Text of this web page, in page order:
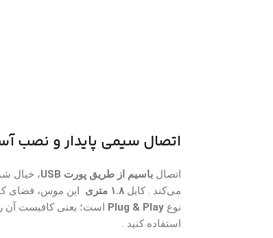
اتصال سیمی پایدار و نصب
اتصال باسیم از طریق پورت USB
، خیال
می‌کند . کابل۱.۸ متری
این موس، فضای
نوع Plug & Play است؛ یعنی کافیست آن
استفاده کنید .